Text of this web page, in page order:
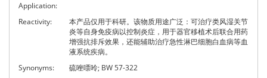
Application:
Reactivity:
本产品仅用于科研。该物质用途广泛：可治疗类风湿关节
炎等自身免疫病以控制炎症，用于器官移植术后联合用药
增强抗排斥效果，还能辅助治疗急性淋巴细胞白血病等血
液系统疾病。
Synonyms:
硫唑嘌呤; BW 57-322